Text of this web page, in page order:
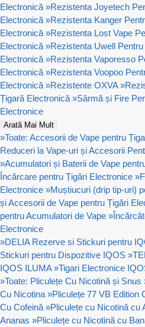
Electronică »Rezistenta Joyetech
Electronică »Rezistenta Kanger
Electronică »Rezistenta Lost Vape
Electronică »Rezistenta Uwell
Electronică »Rezistenta Vaporesso
Electronică »Rezistenta Voopoo
Electronică »Rezistente OXVA »
Țigară Electronică »Sârmă și Fire
Electronice
Arată Mai Mult
»Toate: Accesorii de Vape pentru
Reduceri la Vape-uri și Accesorii
»Acumulatori și Baterii de Vape
Încărcare pentru Țigări Electronice »
Electronice »Muștiucuri (drip tip-uri)
și Accesorii de Vape pentru Țigări
pentru Acumulatori de Vape »
Electronice
»DELIA Rezerve si Stickuri pentru
Stickuri pentru Dispozitive IQOS »
IQOS ILUMA »Tigari Electronice
»Toate: Pliculețe Cu Nicotină și Snus
Cu Nicotina »Pliculețe 77 VB Edition
Cu Cofeină »Pliculețe cu Nicotină cu
Ananas »Pliculețe cu Nicotină cu